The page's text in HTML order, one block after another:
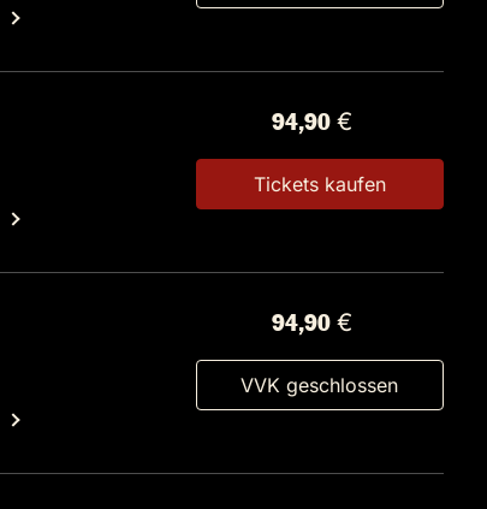
94,90 €
Tickets kaufen
94,90 €
VVK geschlossen